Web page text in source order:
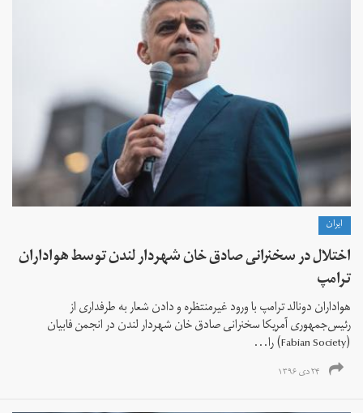
ايران
اختلال در سخنرانی صادق خان شهردار لندن توسط هواداران
ترامپ
هواداران دونالد ترامپ با ورود غیرمنتظره و دادن شعار به طرفداری از
رئیس‌جمهوری آمریکا سخنرانی صادق خان شهردار لندن در انجمن فابیان
(Fabian Society) را...
۲۴ دی ۱۳۹۶